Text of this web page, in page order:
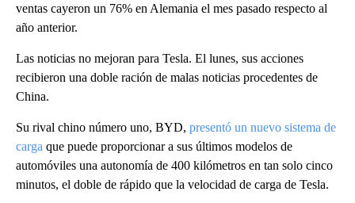
ventas cayeron un 76% en Alemania el mes pasado respecto al
año anterior.
Las noticias no mejoran para Tesla. El lunes, sus acciones
recibieron una doble ración de malas noticias procedentes de
China.
Su rival chino número uno, BYD, presentó un nuevo sistema de
carga que puede proporcionar a sus últimos modelos de
automóviles una autonomía de 400 kilómetros en tan solo cinco
minutos, el doble de rápido que la velocidad de carga de Tesla.